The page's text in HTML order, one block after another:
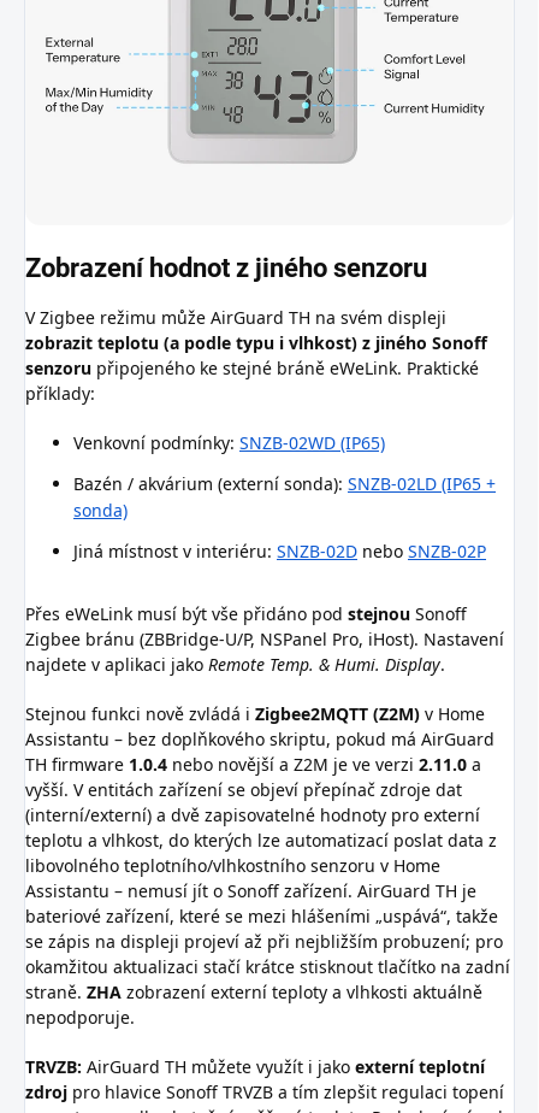
Zobrazení hodnot z jiného senzoru
V Zigbee režimu může AirGuard TH na svém displeji
zobrazit teplotu (a podle typu i vlhkost) z jiného Sonoff
senzoru připojeného ke stejné bráně eWeLink. Praktické
příklady:
Venkovní podmínky: SNZB-02WD (IP65)
Bazén / akvárium (externí sonda): SNZB-02LD (IP65 +
sonda)
Jiná místnost v interiéru: SNZB-02D nebo SNZB-02P
Přes eWeLink musí být vše přidáno pod stejnou Sonoff
Zigbee bránu (ZBBridge-U/P, NSPanel Pro, iHost). Nastavení
najdete v aplikaci jako Remote Temp. & Humi. Display.
Stejnou funkci nově zvládá i Zigbee2MQTT (Z2M) v Home
Assistantu – bez doplňkového skriptu, pokud má AirGuard
TH firmware 1.0.4 nebo novější a Z2M je ve verzi 2.11.0 a
vyšší. V entitách zařízení se objeví přepínač zdroje dat
(interní/externí) a dvě zapisovatelné hodnoty pro externí
teplotu a vlhkost, do kterých lze automatizací poslat data z
libovolného teplotního/vlhkostního senzoru v Home
Assistantu – nemusí jít o Sonoff zařízení. AirGuard TH je
bateriové zařízení, které se mezi hlášeními „uspává“, takže
se zápis na displeji projeví až při nejbližším probuzení; pro
okamžitou aktualizaci stačí krátce stisknout tlačítko na zadní
straně. ZHA zobrazení externí teploty a vlhkosti aktuálně
nepodporuje.
TRVZB: AirGuard TH můžete využít i jako externí teplotní
zdroj pro hlavice Sonoff TRVZB a tím zlepšit regulaci topení